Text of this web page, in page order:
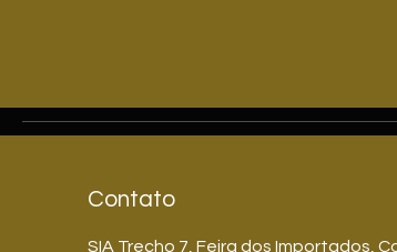
Contato
SIA Trecho 7, Feira dos Importados,